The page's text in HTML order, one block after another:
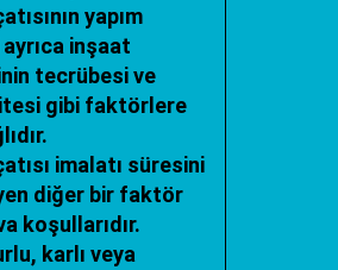
yapım
inşaat
tecrübesi ve
gibi faktörlere
imalatı süresini
diğer bir faktör
koşullarıdır.
karlı veya